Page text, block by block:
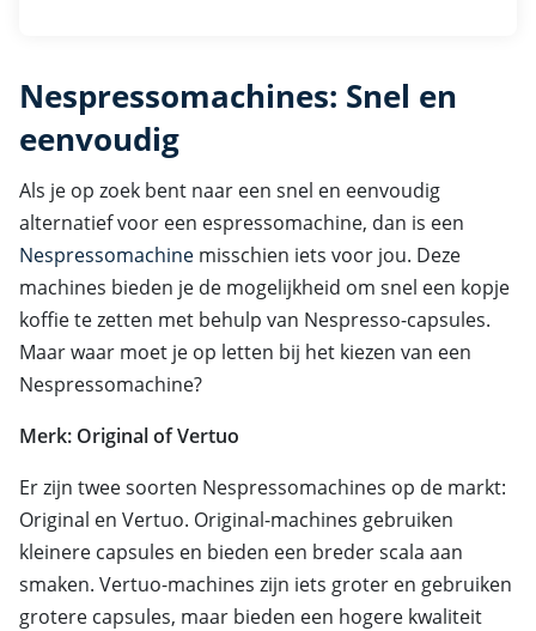
Nespressomachines: Snel en
eenvoudig
Als je op zoek bent naar een snel en eenvoudig
alternatief voor een espressomachine, dan is een
Nespressomachine misschien iets voor jou. Deze
machines bieden je de mogelijkheid om snel een kopje
koffie te zetten met behulp van Nespresso-capsules.
Maar waar moet je op letten bij het kiezen van een
Nespressomachine?
Merk: Original of Vertuo
Er zijn twee soorten Nespressomachines op de markt:
Original en Vertuo. Original-machines gebruiken
kleinere capsules en bieden een breder scala aan
smaken. Vertuo-machines zijn iets groter en gebruiken
grotere capsules, maar bieden een hogere kwaliteit